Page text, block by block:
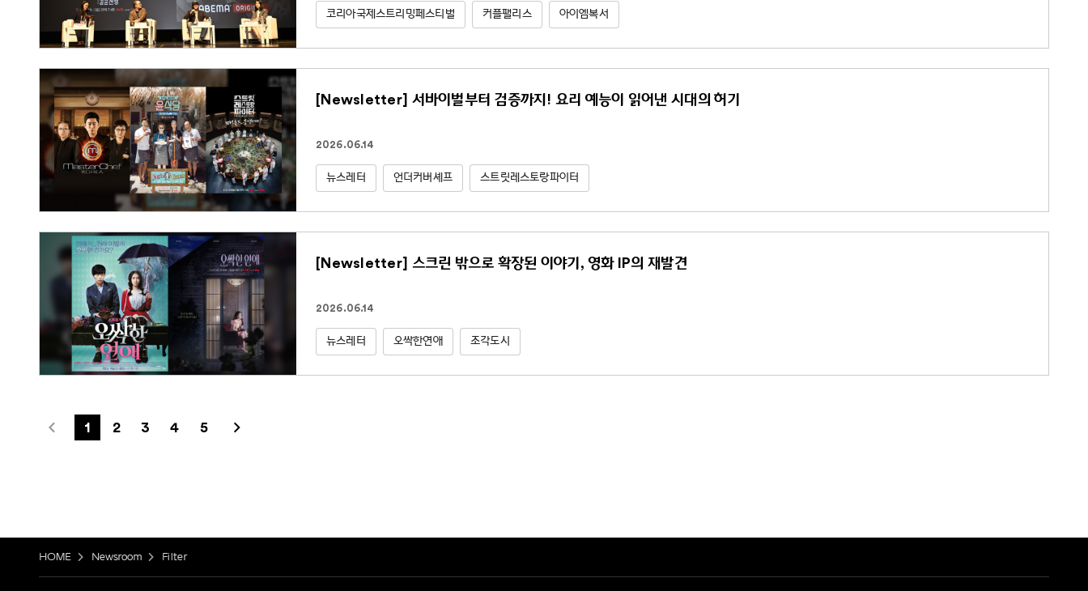
코리아국제스트리밍페스티벌 커플팰리스 아이엠복서
[Newsletter] 서바이벌부터 검증까지! 요리 예능이 읽어낸 시대의 허기
2026.06.14
뉴스레터 언더커버셰프 스트릿레스토랑파이터
[Newsletter] 스크린 밖으로 확장된 이야기, 영화 IP의 재발견
2026.06.14
뉴스레터 오싹한연애 조각도시
1 2 3 4 5
HOME Newsroom Filter